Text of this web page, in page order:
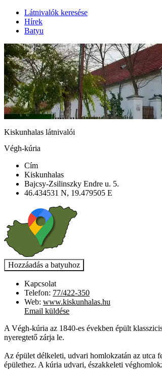
Látnivalók keresése
Hírek
Batyu
Kiskunhalas látnivalói
Végh-kúria
Cím
Kiskunhalas
Bajcsy-Zsilinszky Endre u. 5.
46.434531 N, 19.479505 E
Kapcsolat
Telefon: 77/422-350
Web: www.kiskunhalas.hu
Email küldése
A Végh-kúria az 1840-es években épült
nyeregtető zárja le.
Az épület délkeleti, udvari homlokzatán az utca
épülethez. A kúria udvari, északkeleti